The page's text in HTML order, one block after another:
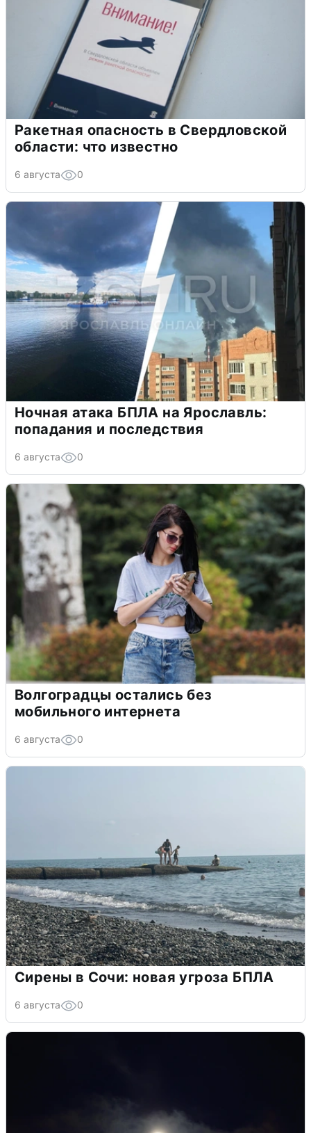
Ракетная опасность в Свердловской
области: что известно
6 августа 0
Ночная атака БПЛА на Ярославль:
попадания и последствия
6 августа 0
Волгоградцы остались без
мобильного интернета
6 августа 0
Сирены в Сочи: новая угроза БПЛА
6 августа 0